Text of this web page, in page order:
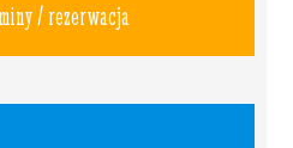
/ rezerwacja